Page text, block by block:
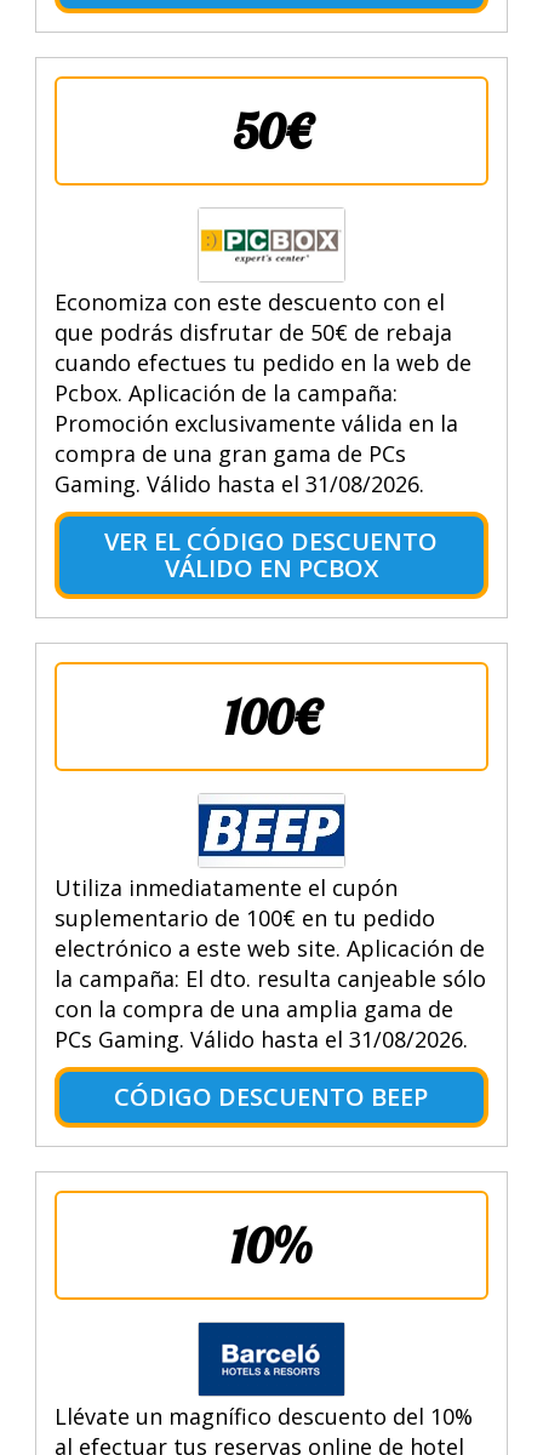
50€
Economiza con este descuento con el
que podrás disfrutar de 50€ de rebaja
cuando efectues tu pedido en la web de
Pcbox. Aplicación de la campaña:
Promoción exclusivamente válida en la
compra de una gran gama de PCs
Gaming. Válido hasta el 31/08/2026.
VER EL CÓDIGO DESCUENTO
VÁLIDO EN PCBOX
100€
Utiliza inmediatamente el cupón
suplementario de 100€ en tu pedido
electrónico a este web site. Aplicación de
la campaña: El dto. resulta canjeable sólo
con la compra de una amplia gama de
PCs Gaming. Válido hasta el 31/08/2026.
CÓDIGO DESCUENTO BEEP
10%
Llévate un magnífico descuento del 10%
al efectuar tus reservas online de hotel